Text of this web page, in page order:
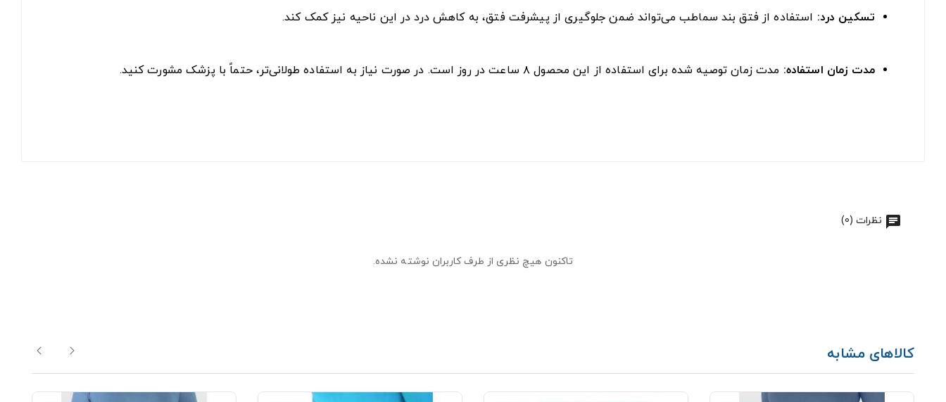
تسکین درد: استفاده از فتق بند سماطب می‌تواند ضمن جلوگیری از پیشرفت فتق، به کاهش درد در این ناحیه نیز کمک کند.
مدت زمان استفاده: مدت زمان توصیه شده برای استفاده از این محصول ۸ ساعت در روز است. در صورت نیاز به استفاده طولانی‌تر، حتماً با پزشک مشورت کنید.
نظرات (0)
تاکنون هیچ نظری از طرف کاربران نوشته نشده.
کالاهای مشابه